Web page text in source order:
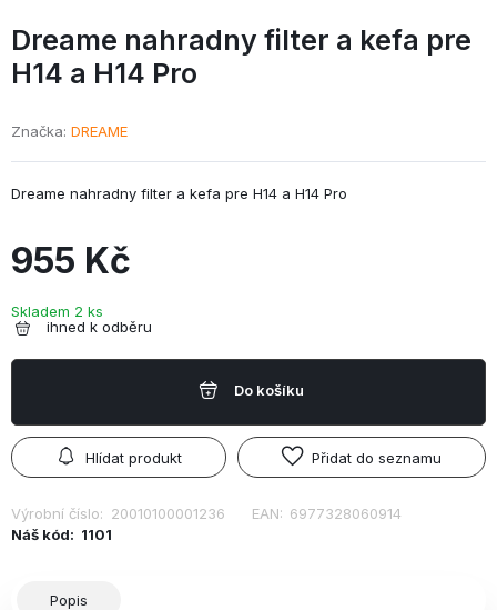
Dreame nahradny filter a kefa pre
H14 a H14 Pro
Značka DREAME
Dreame nahradny filter a kefa pre H14 a H14 Pro
955 Kč
Skladem 2 ks
ihned k odběru
Do košíku
Hlídat produkt Přidat do seznamu
Výrobní číslo: 20010100001236 EAN: 6977328060914
Náš kód: 1101
Popis